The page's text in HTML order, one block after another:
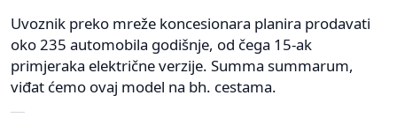
Uvoznik preko mreže koncesionara planira prodavati
oko 235 automobila godišnje, od čega 15-ak
primjeraka električne verzije. Summa summarum,
viđat ćemo ovaj model na bh. cestama.